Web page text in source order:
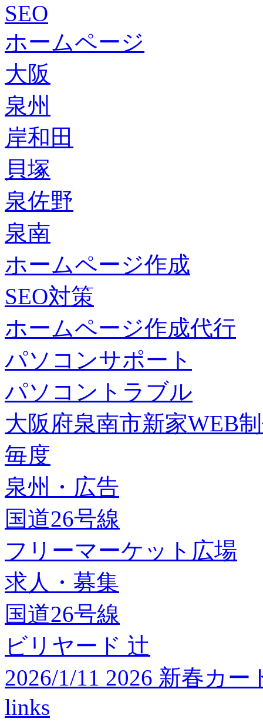
SEO
ホームページ
大阪
泉州
岸和田
貝塚
泉佐野
泉南
ホームページ作成
SEO対策
ホームページ作成代行
パソコンサポート
パソコントラブル
大阪府泉南市新家WEB
毎度
泉州・広告
国道26号線
フリーマーケット広場
求人・募集
国道26号線
ビリヤード 辻
2026/1/11 2026 新春カ
links